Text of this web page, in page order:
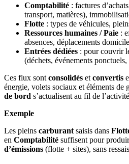
Comptabilité : factures
transport, matières),
Flotte : types de véhicules,
Ressources humaines / Paie :
absences, déplacements
Entrées dédiées : pour couvrir
(déchets, événements ponctuels,
Ces flux sont consolidés et convertis
énergie, volets sociaux et éléments de
de bord s’actualisent au fil de
Exemple
Les pleins carburant saisis dans
en Comptabilité suffisent pour
d’émissions (flotte + sites), sans